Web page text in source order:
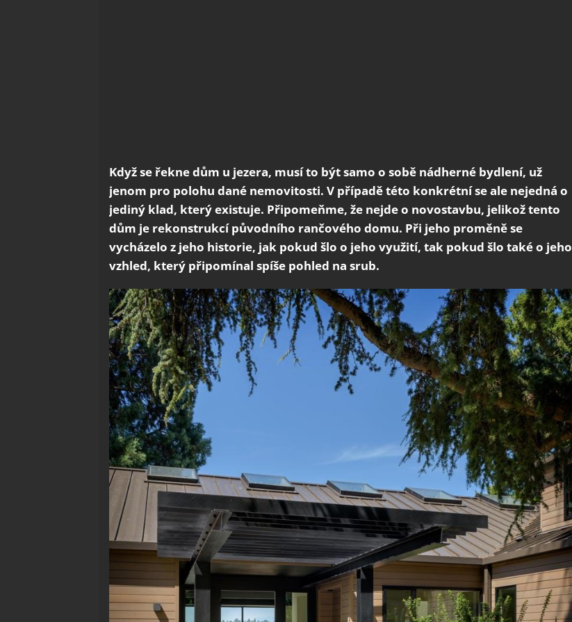
Když se řekne dům u jezera, musí to být samo o sobě nádherné bydlení, už
jenom pro polohu dané nemovitosti. V případě této konkrétní se ale nejedná o
jediný klad, který existuje. Připomeňme, že nejde o novostavbu, jelikož tento
dům je rekonstrukcí původního rančového domu. Při jeho proměně se
vycházelo z jeho historie, jak pokud šlo o jeho využití, tak pokud šlo také o jeho
vzhled, který připomínal spíše pohled na srub.